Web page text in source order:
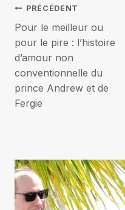
Navigation
de
l’article
PRÉCÉDENT
Pour le meilleur ou
pour le pire : l’histoire
d’amour non
conventionnelle du
prince Andrew et de
Fergie